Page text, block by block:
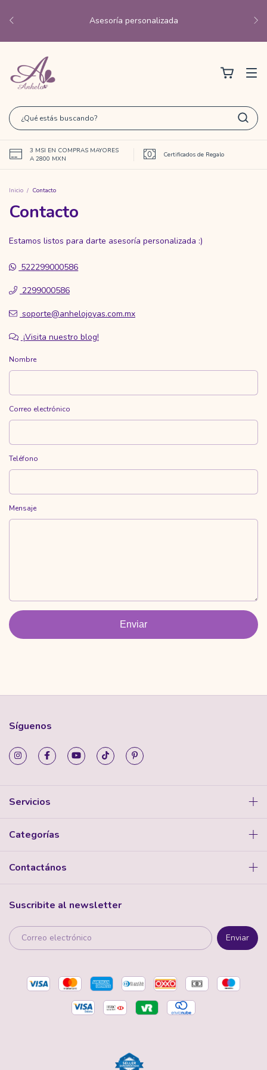
Asesoría personalizada
3 MSI EN COMPRAS MAYORES
A 2800 MXN
Certificados de Regalo
Inicio / Contacto
Contacto
Estamos listos para darte asesoría personalizada :)
522299000586
2299000586
soporte@anhelojoyas.com.mx
¡Visita nuestro blog!
Nombre
Correo electrónico
Teléfono
Mensaje
Enviar
Síguenos
Servicios
Categorías
Contactános
Suscribite al newsletter